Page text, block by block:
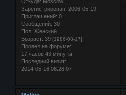
Зарегистрирован: 2006-05-19
Приглашений: 0
Сообщений: 30
Пол: Женский
Возраст: 39 [1986-08-17]
Провел на форуме:
17 часов 43 минуты
Последний визит:
2014-05-16 08:28:07